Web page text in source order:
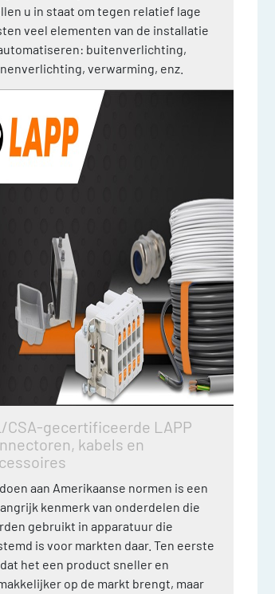
u in staat om tegen relatief lage
veel elementen van de installatie
buitenverlichting,
verwarming, enz.
CSA-gecertificeerde LAPP
kabels en
aan Amerikaanse normen is een
kenmerk van onderdelen die
gebruikt in apparatuur die
is voor markten daar. Ten eerste
het een product sneller en
op de markt brengt, maar